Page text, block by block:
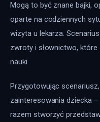
Mogą to być znane bajki,
oparte na codziennych
wizyta u lekarza.
zwroty i słownictwo,
nauki.
Przygotowując
zainteresowania dziecka
razem stworzyć